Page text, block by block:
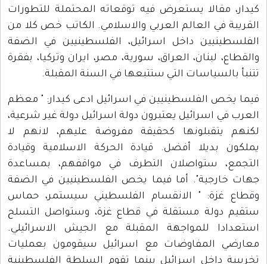
كيدار، مقالا يستعرض فيه توقعاته المحتملة للتطورات
القريبة في العالم العربي والاسلامي. الكاتب خص كلا من
الفلسطينيين داخل اسرائيل، الفلسطينيين في الضفة
والقطاع، لبنان، العراق، سورية، مصر، ايران وتركيا، بفقرة
تتنبأ بالسياسات التي ستتبعها في السنة المقبلة.
فيما يخص الفلسطينيين في اسرائيل ادعى كيدار: " معظم
العرب في اسرائيل يعتبرون دولة اسرائيل دولة غير شرعية،
لكنهم يتقبلونها كحقيقة مفروضة عليهم، لانهم لا
يملكون بديلا أفضل. قيادة الحركة الاسلامية وقيادة
التجمع، ستواصلان التطرف في مواقفهم، بمساعدة
جهات خارجية". أما فيما يخص الفلسطينيين في الضفة
وقطاع غزة: " الانقسام الفلسطيني سيستمر، حماس
ستقيم دولة مستقلة في قطاع غزة، وستواصل التسلح
استعدادا للمواجهة المقبلة مع الجيش الاسرائيلي.
معارضي المفاوضات مع اسرائيل سيقومون بعمليات
تخريبية داخل اسرائيل بينما تقوم السلطة الفلسطينية